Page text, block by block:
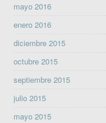
mayo 2016
enero 2016
diciembre 2015
octubre 2015
septiembre 2015
julio 2015
mayo 2015